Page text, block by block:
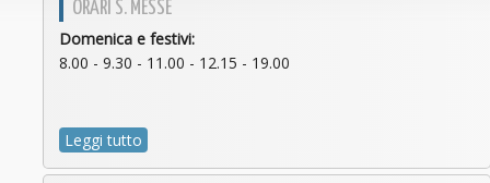
ORARI S. MESSE
Domenica e festivi:
8.00 - 9.30 - 11.00 - 12.15 - 19.00
Leggi tutto